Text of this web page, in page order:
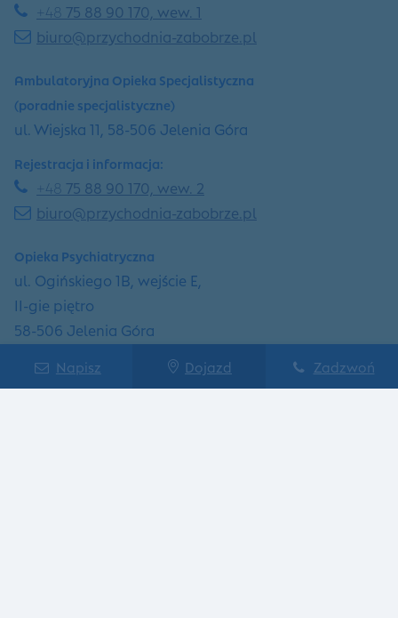
Napisz Dojazd Zadzwoń
+48 75 88 90 170, wew. 1
biuro@przychodnia-zabobrze.pl
Ambulatoryjna Opieka Specjalistyczna
(poradnie specjalistyczne)
ul. Wiejska 11, 58-506 Jelenia Góra
Rejestracja i informacja:
+48 75 88 90 170, wew. 2
biuro@przychodnia-zabobrze.pl
Opieka Psychiatryczna
ul. Ogińskiego 1B, wejście E,
II-gie piętro
58-506 Jelenia Góra
Rejestracja i informacja:
+4875 88 90 170, wew. 3